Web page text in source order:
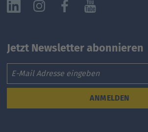
Jetzt Newsletter abonnieren
ANMELDEN